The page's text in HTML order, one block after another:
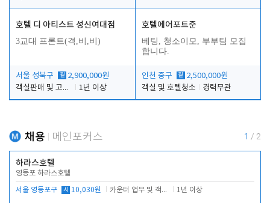
호텔 디 아티스트 성신여대점
3교대 프론트(격,비,비)
서울 성북구 월 2,900,000원
객실판매 및 고객응대
1년 이상
호텔에어포트준
베팅, 청소이모, 부부팀 모집
합니다.
인천 중구 월 2,500,000원
객실 및 호텔청소
경력무관
채용 메인포커스 1 / 2
하라스호텔
영등포 하라스호텔
서울 영등포구 시 10,030원 카운터 업무 및 객실관리(청소상태 확인, 객실판매) 1년 이상